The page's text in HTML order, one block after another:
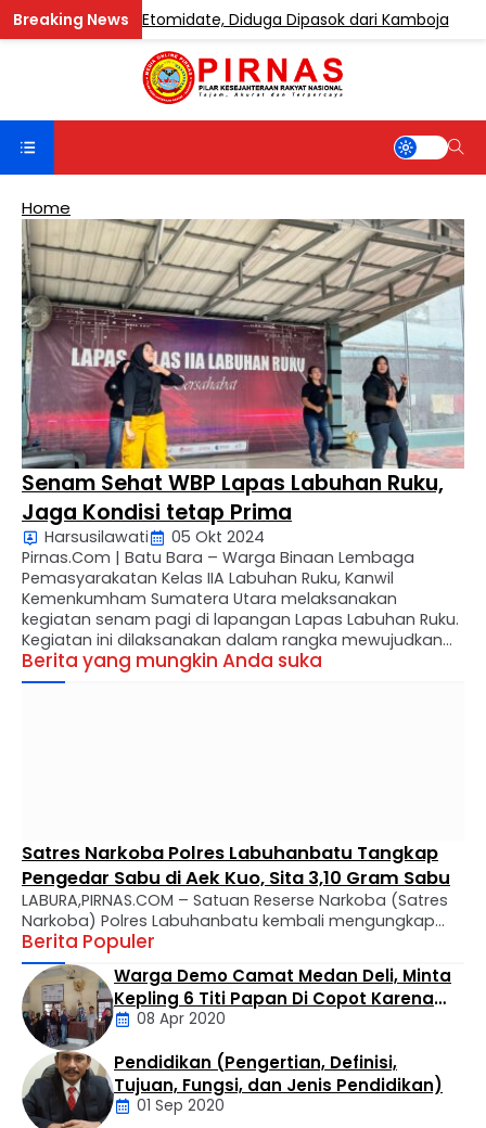
Etomidate, Diduga Dipasok dari Kamboja
Home
Senam Sehat WBP Lapas Labuhan Ruku,
Jaga Kondisi tetap Prima
Harsusilawati
05 Okt 2024
Pirnas.Com | Batu Bara – Warga Binaan Lembaga
Pemasyarakatan Kelas IIA Labuhan Ruku, Kanwil
Kemenkumham Sumatera Utara melaksanakan
kegiatan senam pagi di lapangan Lapas Labuhan Ruku.
Kegiatan ini dilaksanakan dalam rangka mewujudkan
menjaga kondisi Warga Binaan agar tetap prima.
Senam pagi tersebut dilaksanakan secara bergantian
Berita yang mungkin Anda suka
Satres Narkoba Polres Labuhanbatu Tangkap
Pengedar Sabu di Aek Kuo, Sita 3,10 Gram Sabu
LABURA,PIRNAS.COM – Satuan Reserse Narkoba (Satres
Narkoba) Polres Labuhanbatu kembali mengungkap
kasus peredaran narkotika jenis sabu di wilayah
hukumnya. Seorang pria berinisial MTS alias Tebe (34)
berhasil diamankan dalam operasi yang digelar di
Kelurahan Bandar Selamat, Kecamatan Aek Kuo,
Kabupaten Labuhanbatu Utara, Selasa (4/8/2026)
sekitar pukul 14.30 WIB. Penangkapan dilakukan oleh Tim
Opsnal Satres Narkoba …
Berita Populer
Daerah
Warga Demo Camat Medan Deli, Minta
Kepling 6 Titi Papan Di Copot Karena
Tak Perduli Sama Warganya
08 Apr 2020
Pendidikan (Pengertian, Definisi,
Tujuan, Fungsi, dan Jenis Pendidikan)
01 Sep 2020